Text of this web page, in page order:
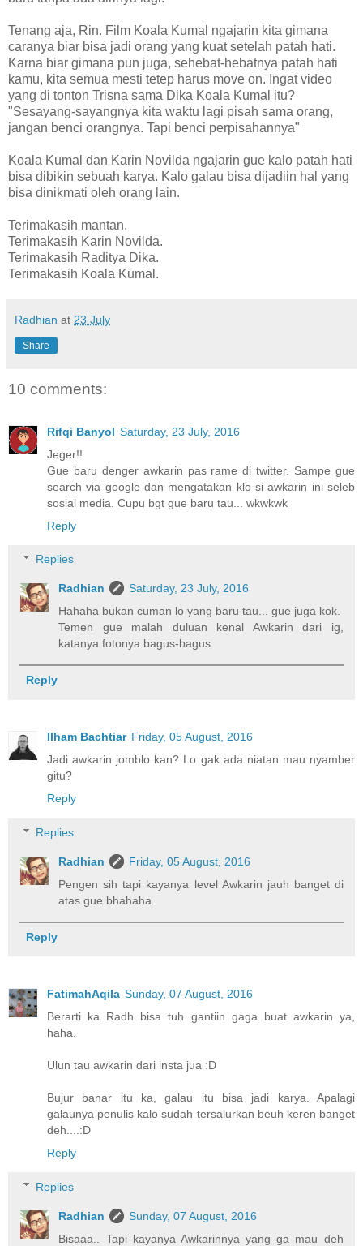
Tenang aja, Rin. Film Koala Kumal ngajarin kita gimana
caranya biar bisa jadi orang yang kuat setelah patah hati.
Karna biar gimana pun juga, sehebat-hebatnya patah hati
kamu, kita semua mesti tetep harus move on. Ingat video
yang di tonton Trisna sama Dika Koala Kumal itu?
"Sesayang-sayangnya kita waktu lagi pisah sama orang,
jangan benci orangnya. Tapi benci perpisahannya"
Koala Kumal dan Karin Novilda ngajarin gue kalo patah hati
bisa dibikin sebuah karya. Kalo galau bisa dijadiin hal yang
bisa dinikmati oleh orang lain.
Terimakasih mantan.
Terimakasih Karin Novilda.
Terimakasih Raditya Dika.
Terimakasih Koala Kumal.
Radhian at 23 July
Share
10 comments:
Rifqi Banyol Saturday, 23 July, 2016
Jeger!!
Gue baru denger awkarin pas rame di twitter. Sampe gue
search via google dan mengatakan klo si awkarin ini seleb
sosial media. Cupu bgt gue baru tau... wkwkwk
Reply
Replies
Radhian
Saturday, 23 July, 2016
Hahaha bukan cuman lo yang baru tau... gue juga kok.
Temen gue malah duluan kenal Awkarin dari ig,
katanya fotonya bagus-bagus
Reply
Ilham Bachtiar Friday, 05 August, 2016
Jadi awkarin jomblo kan? Lo gak ada niatan mau nyamber
gitu?
Reply
Replies
Radhian
Friday, 05 August, 2016
Pengen sih tapi kayanya level Awkarin jauh banget di
atas gue bhahaha
Reply
FatimahAqila Sunday, 07 August, 2016
Berarti ka Radh bisa tuh gantiin gaga buat awkarin ya,
haha.
Ulun tau awkarin dari insta jua :D
Bujur banar itu ka, galau itu bisa jadi karya. Apalagi
galaunya penulis kalo sudah tersalurkan beuh keren banget
deh....:D
Reply
Replies
Radhian
Sunday, 07 August, 2016
Bisaaa.. Tapi kayanya Awkarinnya yang ga mau deh